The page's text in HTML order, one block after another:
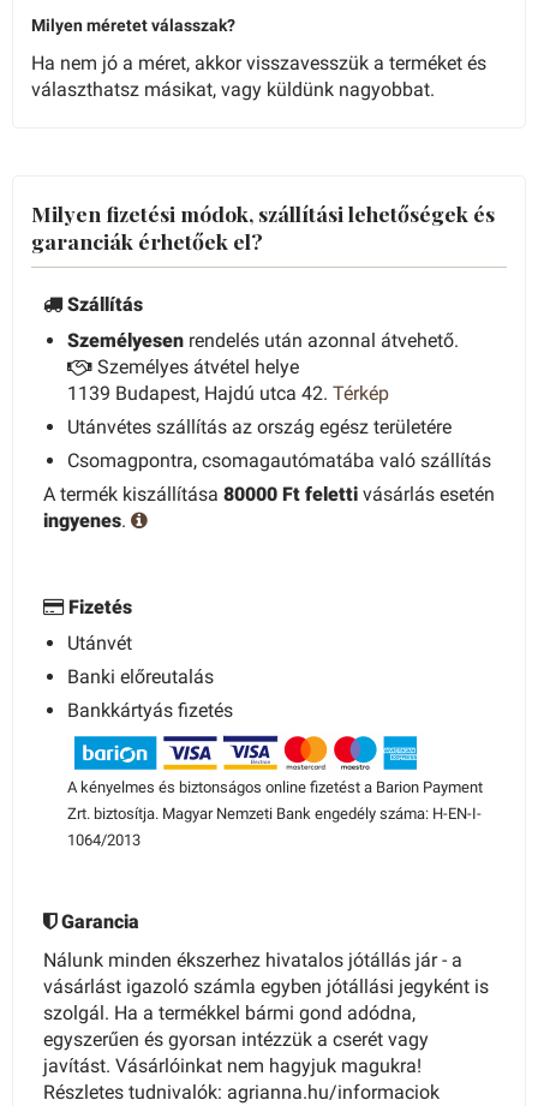
Milyen méretet válasszak?
Ha nem jó a méret, akkor visszavesszük a terméket és
választhatsz másikat, vagy küldünk nagyobbat.
Milyen fizetési módok, szállítási lehetőségek és
garanciák érhetőek el?
Szállítás
Személyesen rendelés után azonnal átvehető.
Személyes átvétel helye
1139 Budapest, Hajdú utca 42. Térkép
Utánvétes szállítás az ország egész területére
Csomagpontra, csomagautómatába való szállítás
A termék kiszállítása 80000 Ft feletti vásárlás esetén
ingyenes.
Fizetés
Utánvét
Banki előreutalás
Bankkártyás fizetés
A kényelmes és biztonságos online fizetést a Barion Payment
Zrt. biztosítja. Magyar Nemzeti Bank engedély száma: H-EN-I-
1064/2013
Garancia
Nálunk minden ékszerhez hivatalos jótállás jár - a
vásárlást igazoló számla egyben jótállási jegyként is
szolgál. Ha a termékkel bármi gond adódna,
egyszerűen és gyorsan intézzük a cserét vagy
javítást. Vásárlóinkat nem hagyjuk magukra!
Részletes tudnivalók: agrianna.hu/informaciok